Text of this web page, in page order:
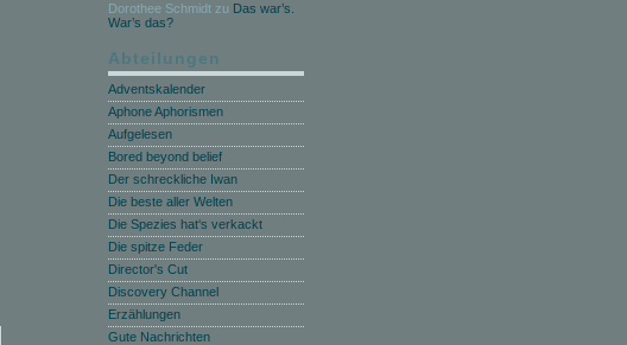
Dorothee Schmidt zu Das war’s.
War’s das?
Abteilungen
Adventskalender
Aphone Aphorismen
Aufgelesen
Bored beyond belief
Der schreckliche Iwan
Die beste aller Welten
Die Spezies hat‘s verkackt
Die spitze Feder
Director's Cut
Discovery Channel
Erzählungen
Gute Nachrichten